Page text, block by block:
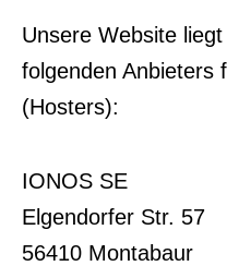
Unsere Website
folgenden Anbieters
(Hosters):
IONOS SE
Elgendorfer Str. 57
56410 Montabaur